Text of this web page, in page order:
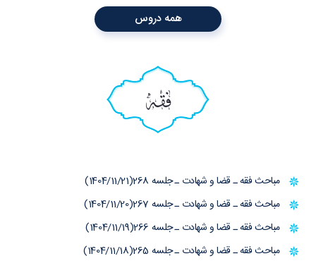
همه دروس
فقه
مباحث فقه ـ قضا و شهادت ـ جلسه 268(1404/11/21)
مباحث فقه ـ قضا و شهادت ـ جلسه 267(1404/11/20)
مباحث فقه ـ قضا و شهادت ـ جلسه 266(1404/11/19)
مباحث فقه ـ قضا و شهادت ـ جلسه 265(1404/11/18)